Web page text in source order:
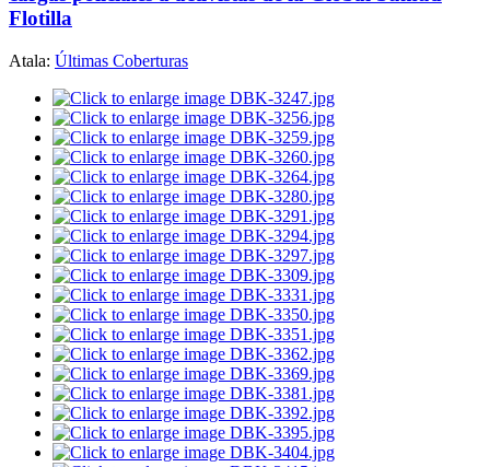
Flotilla
Atala: Últimas Coberturas